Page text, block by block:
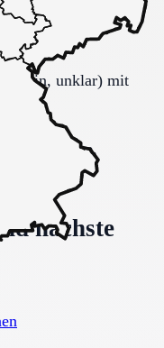
bettlägerig)
nein, unklar) mit
Pflegekasse,
nächste